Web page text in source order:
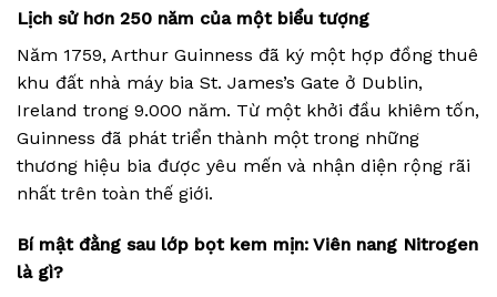
Lịch sử hơn 250 năm của một biểu tượng
Năm 1759, Arthur Guinness đã ký một hợp đồng thuê
khu đất nhà máy bia St. James’s Gate ở Dublin,
Ireland trong 9.000 năm. Từ một khởi đầu khiêm tốn,
Guinness đã phát triển thành một trong những
thương hiệu bia được yêu mến và nhận diện rộng rãi
nhất trên toàn thế giới.
Bí mật đằng sau lớp bọt kem mịn: Viên nang Nitrogen
là gì?